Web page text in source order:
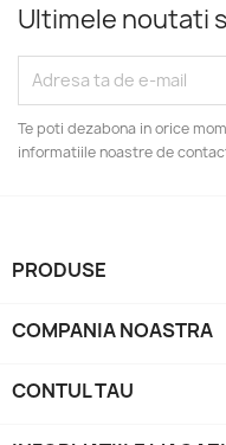
Ultimele noutati
Te poti dezabona in orice
informatiile noastre de
PRODUSE
COMPANIA NOASTRA
CONTUL TAU